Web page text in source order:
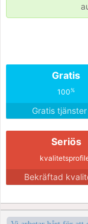
Gratis
100%
Gratis tjänster
Seriös
Bekräftad